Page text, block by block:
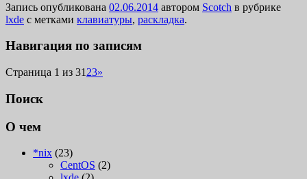
Запись опубликована 02.06.2014 автором Scotch в рубрике
lxde с метками клавиатуры, раскладка.
Навигация по записям
Страница 1 из 31 23»
Поиск
О чем
*nix (23)
CentOS (2)